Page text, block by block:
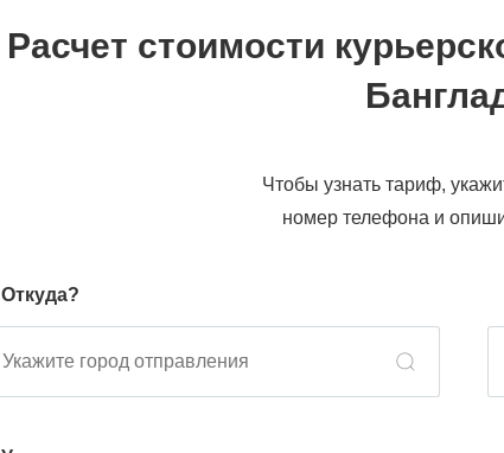
Расчет стоимости
Чтобы узнать тариф,
номер телефона и
Откуда?